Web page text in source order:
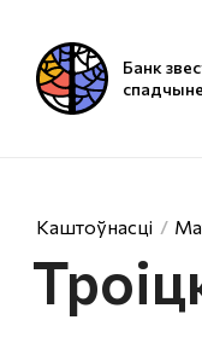
Банк
Каштоўнасці